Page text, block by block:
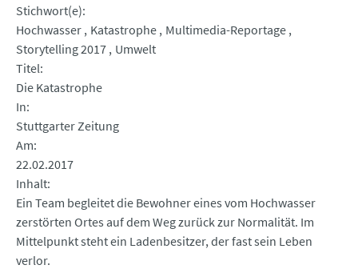
Stichwort(e)
Hochwasser Katastrophe Multimedia-Reportage
Storytelling 2017 Umwelt
Titel
Die Katastrophe
In
Stuttgarter Zeitung
Am
22.02.2017
Inhalt
Ein Team begleitet die Bewohner eines vom Hochwasser
zerstörten Ortes auf dem Weg zurück zur Normalität. Im
Mittelpunkt steht ein Ladenbesitzer, der fast sein Leben
verlor.